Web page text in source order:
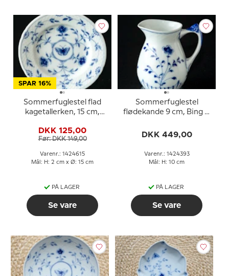
SPAR 16%
Sommerfuglestel flad
kagetallerken, 15 cm,
eller 615
DKK 125,00
Før: DKK 149,00
Varenr.: 1424615
Mål: H: 2 cm x Ø: 15 cm
PÅ LAGER
Se vare
Sommerfuglestel
flødekande 9 cm, Bing &
393
DKK 449,00
Varenr.: 1424393
Mål: H: 10 cm
PÅ LAGER
Se vare